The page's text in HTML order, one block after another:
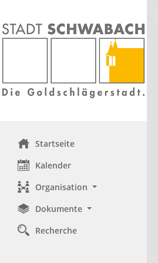
Startseite
Kalender
Organisation
Dokumente
Recherche